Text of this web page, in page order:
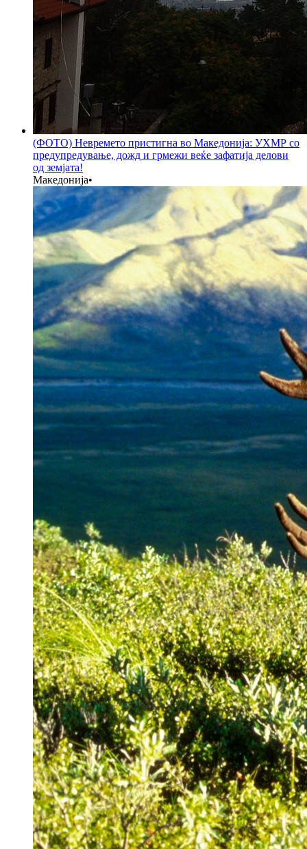
(ФОТО) Невремето пристигна во Македонија: УХМР со
предупредување, дожд и грмежи веќе зафатија делови
од земјата!
Македонија•